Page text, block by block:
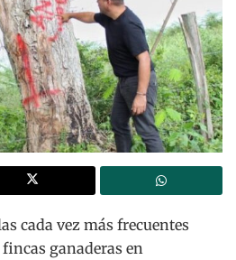
cada vez más frecuentes
ganaderas en